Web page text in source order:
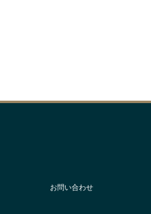
お問い合わせ